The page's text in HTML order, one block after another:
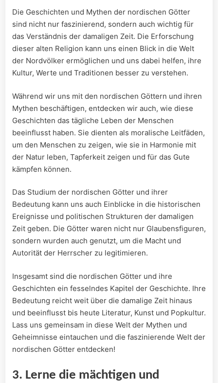
Die Geschichten und Mythen der nordischen Götter
sind nicht nur faszinierend, sondern auch wichtig für
das Verständnis der damaligen ​Zeit.⁤ Die‍ Erforschung
⁢dieser alten Religion kann uns einen Blick in ⁣die Welt
der Nordvölker ermöglichen und uns ‌dabei helfen, ihre
Kultur, Werte und Traditionen besser ⁢zu ‍verstehen.
Während wir uns mit den nordischen Göttern und ihren
Mythen beschäftigen, ⁢entdecken wir auch,‍ wie diese ​
Geschichten das tägliche ​Leben der Menschen
beeinflusst haben. Sie dienten⁣ als moralische Leitfäden,
um ​den Menschen zu zeigen, ‍wie sie‍ in Harmonie⁢ mit
der Natur ‌leben, Tapferkeit zeigen und für das Gute
kämpfen können.
Das⁢ Studium der nordischen Götter und ihrer
⁢Bedeutung kann uns auch Einblicke in die historischen
Ereignisse und ‌politischen Strukturen der damaligen
Zeit geben. Die Götter waren nicht nur Glaubensfiguren,
sondern wurden​ auch ⁢genutzt, um die Macht und
Autorität der Herrscher zu legitimieren.
Insgesamt ‍sind die nordischen⁤ Götter und ihre
Geschichten ein fesselndes Kapitel der⁣ Geschichte. Ihre
Bedeutung reicht weit‍ über die ‍damalige Zeit hinaus
und ⁢beeinflusst bis‍ heute Literatur,‌ Kunst und Popkultur.⁤
Lass uns ⁢gemeinsam in diese Welt der Mythen und
Geheimnisse eintauchen und die faszinierende Welt der⁣
nordischen Götter⁤ entdecken!
3. ‌Lerne die mächtigen und